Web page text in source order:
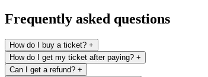
Frequently asked questions
How do I buy a ticket? +
How do I get my ticket after paying? +
Can I get a refund? +